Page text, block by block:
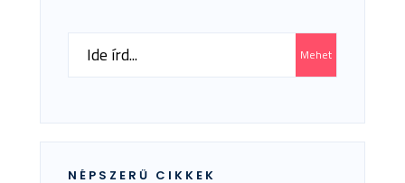
Search
Mehet
NÉPSZERŰ CIKKEK